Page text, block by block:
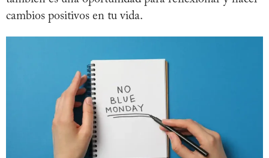
cambios positivos en tu vida.